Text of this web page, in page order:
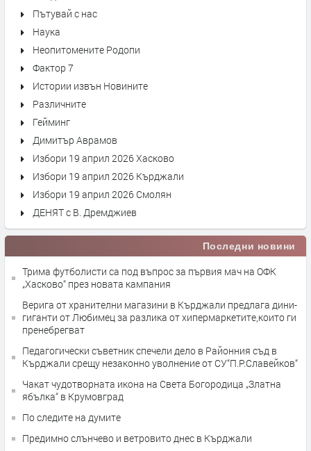
Пътувай с нас
Наука
Неопитомените Родопи
Фактор 7
Истории извън Новините
Различните
Гейминг
Димитър Аврамов
Избори 19 април 2026 Хасково
Избори 19 април 2026 Кърджали
Избори 19 април 2026 Смолян
ДЕНЯТ с В. Дремджиев
Последни новини
Трима футболисти са под въпрос за първия мач на ОФК
„Хасково“ през новата кампания
Верига от хранителни магазини в Кърджали предлага дини-
гиганти от Любимец за разлика от хипермаркетите,които ги
пренебрегват
Педагогически съветник спечели дело в Районния съд в
Кърджали срещу незаконно уволнение от СУ“П.Р.Славейков“
Чакат чудотворната икона на Света Богородица „Златна
ябълка“ в Крумовград
По следите на думите
Предимно слънчево и ветровито днес в Кърджали